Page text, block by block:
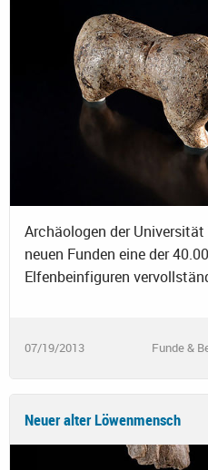
Archäologen der
neuen Funden eine der
Elfenbeinfiguren
07/19/2013 Funde &
Neuer alter Löwenmensch